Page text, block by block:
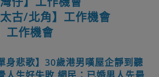
古/北角】工作機會
工作機會
身悲歌】30歲港男嘆屋企靜到聽